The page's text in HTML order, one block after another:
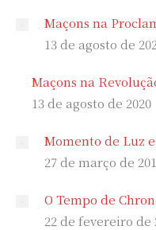
Maçons na
13 de agosto de
Maçons na
13 de agosto de 2020
Momento de Luz
27 de março de
O Tempo de
22 de fevereiro de